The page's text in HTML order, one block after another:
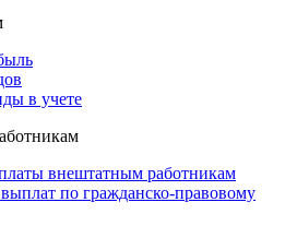
в учете
внештатным работникам
по гражданско-правовому